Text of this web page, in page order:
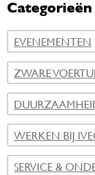
Categorieën
EVENEMENTEN
ZWARE
WERKEN BIJ
SERVICE &